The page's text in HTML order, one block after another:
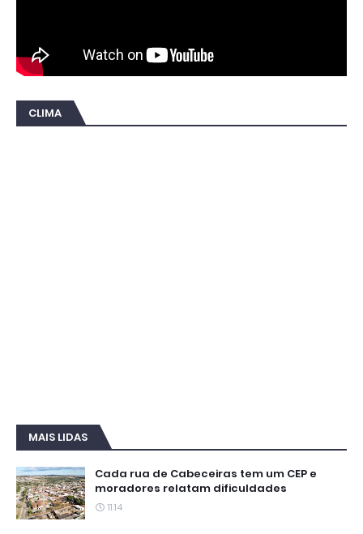
CLIMA
MAIS LIDAS
Cada rua de Cabeceiras tem um CEP e
moradores relatam dificuldades
11:14